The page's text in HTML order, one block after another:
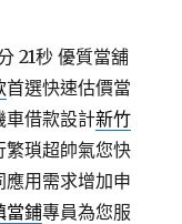
21秒 優質當舖
首選快速估價當
車借款設計新竹
繁瑣超帥氣您快
用需求增加申
當鋪專員為您服